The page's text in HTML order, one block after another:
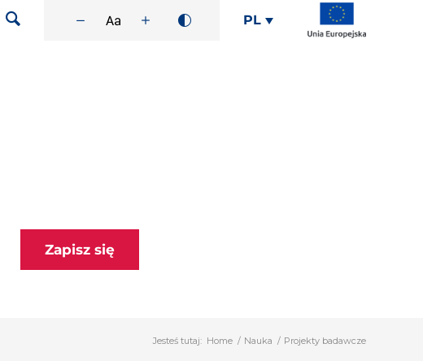
PL
Zapisz się
Jesteś tutaj: Home / Nauka / Projekty badawcze